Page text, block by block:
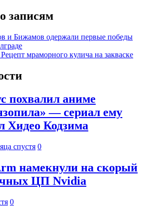
записям
и Бижамов одержали первые победы
мраморного кулича на закваске
похвалил аниме
— сериал ему
Хидео Кодзима
спустя 0
намекнули на скорый
ЦП Nvidia
0